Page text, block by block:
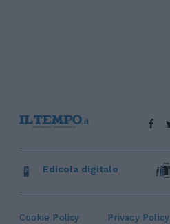
Cookie Policy Privacy Policy
Edicola digitale